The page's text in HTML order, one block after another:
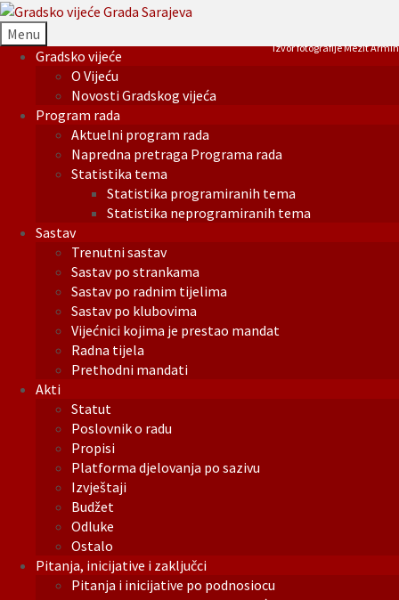
Menu
Gradsko vijeće
O Vijeću
Novosti Gradskog vijeća
Program rada
Aktuelni program rada
Napredna pretraga Programa rada
Statistika tema
Statistika programiranih tema
Statistika neprogramiranih tema
Sastav
Trenutni sastav
Sastav po strankama
Sastav po radnim tijelima
Sastav po klubovima
Vijećnici kojima je prestao mandat
Radna tijela
Prethodni mandati
Akti
Statut
Poslovnik o radu
Propisi
Platforma djelovanja po sazivu
Izvještaji
Budžet
Odluke
Ostalo
Pitanja, inicijative i zaključci
Pitanja i inicijative po podnosiocu
Izvor fotografije Mezit Armin